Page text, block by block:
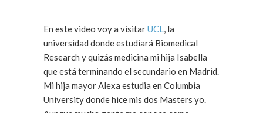
En este video voy a visitarUCL, la
universidad donde estudiará Biomedical
Research y quizás medicina mi hija Isabella
que está terminando el secundario en Madrid.
Mi hija mayor Alexa estudia en Columbia
University donde hice mis dos Masters yo.